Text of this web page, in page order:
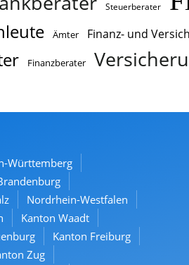
Steuerberater
Ämter Finanz- und
Finanzberater
Württemberg
Nordrhein-Westfalen
Kanton Waadt
Kanton Freiburg
Zug